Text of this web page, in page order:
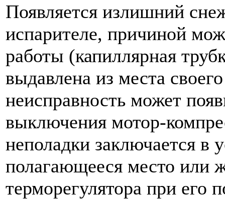
Появляется излишний
испарителе, причиной
работы (капиллярная
выдавлена из места
неисправность может
выключения мотор-
неполадки заключается в
полагающееся место или
терморегулятора при его